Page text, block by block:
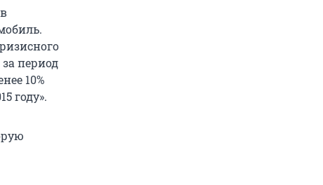
период
10%
году».